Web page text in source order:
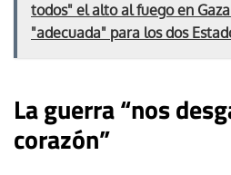
todos" el alto al fuego en
"adecuada" para los dos
La guerra “nos
corazón”